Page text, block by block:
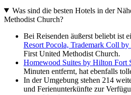
Was sind die besten Hotels in der
Methodist Church?
Bei Reisenden äußerst beliebt ist
Resort Pocola, Trademark Coll
First United Methodist Church.
Homewood Suites by Hilton Fort
Minuten entfernt, hat ebenfalls
In der Umgebung stehen 214
und Ferienunterkünfte zur